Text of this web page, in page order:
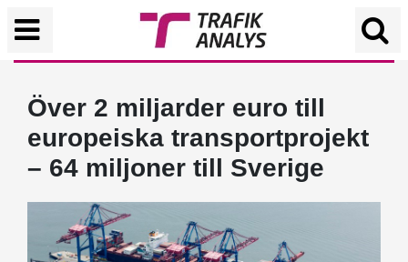
Över 2 miljarder euro till
europeiska transportprojekt
– 64 miljoner till Sverige